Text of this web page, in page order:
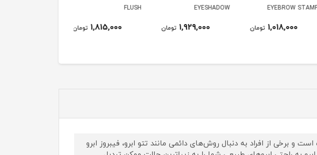
EYEBROW
1,018,000 تومان
EYESHADOW
1,929,000 تومان
FLUSH
1,815,000 تومان
و برخی از افراد به دنبال روش‌های دائمی مانند تتو ابرو، فیبروز ابرو